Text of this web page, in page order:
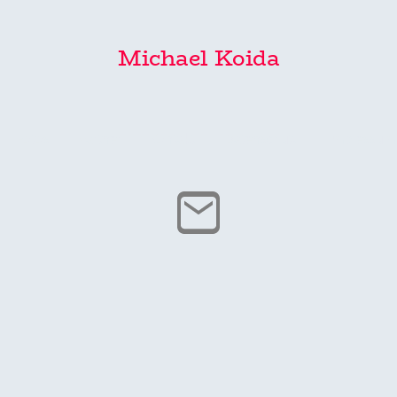
Michael Koida